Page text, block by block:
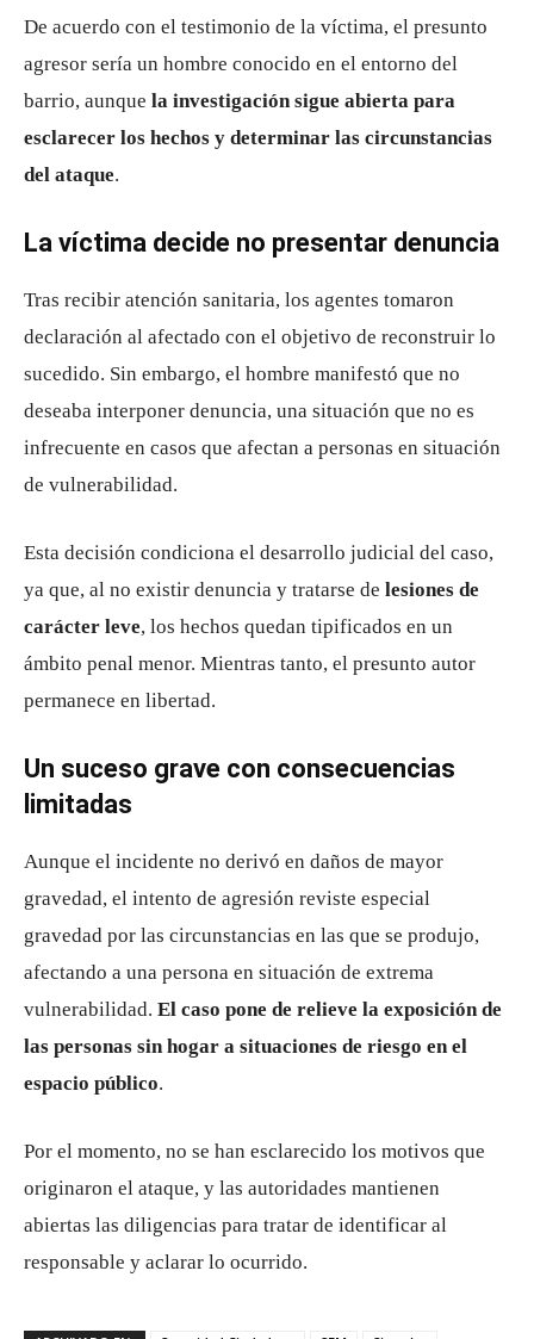
De acuerdo con el testimonio de la víctima, el presunto
agresor sería un hombre conocido en el entorno del
barrio, aunque la investigación sigue abierta para
esclarecer los hechos y determinar las circunstancias
del ataque.
La víctima decide no presentar denuncia
Tras recibir atención sanitaria, los agentes tomaron
declaración al afectado con el objetivo de reconstruir lo
sucedido. Sin embargo, el hombre manifestó que no
deseaba interponer denuncia, una situación que no es
infrecuente en casos que afectan a personas en situación
de vulnerabilidad.
Esta decisión condiciona el desarrollo judicial del caso,
ya que, al no existir denuncia y tratarse de lesiones de
carácter leve, los hechos quedan tipificados en un
ámbito penal menor. Mientras tanto, el presunto autor
permanece en libertad.
Un suceso grave con consecuencias
limitadas
Aunque el incidente no derivó en daños de mayor
gravedad, el intento de agresión reviste especial
gravedad por las circunstancias en las que se produjo,
afectando a una persona en situación de extrema
vulnerabilidad. El caso pone de relieve la exposición de
las personas sin hogar a situaciones de riesgo en el
espacio público.
Por el momento, no se han esclarecido los motivos que
originaron el ataque, y las autoridades mantienen
abiertas las diligencias para tratar de identificar al
responsable y aclarar lo ocurrido.